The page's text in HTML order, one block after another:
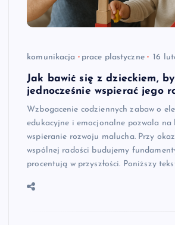
komunikacja prace plastyczne 16
Jak bawić się z dzieckiem, by
jednocześnie wspierać jego
Wzbogacenie codziennych zabaw o
edukacyjne i emocjonalne pozwala na
wspieranie rozwoju malucha. Przy
wspólnej radości budujemy
procentują w przyszłości. Poniższy